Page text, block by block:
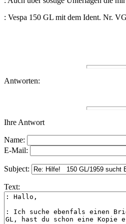
: Vespa 150 GL mit dem Ident. Nr.
Antworten:
Ihre Antwort
Name:
E-Mail:
Subject:
Text: